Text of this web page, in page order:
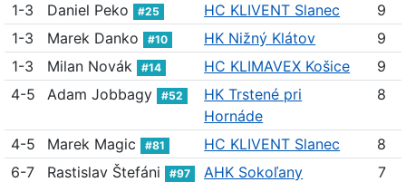
1-3 Daniel Peko #25 HC KLIVENT Slanec
9
1-3
Marek Danko #10 HK Nižný Klátov
9
1-3
Milan Novák #14 HC KLIMAVEX Košice
9
4-5
Adam Jobbagy #52
HK Trstené pri
Hornáde
8
4-5 Marek Magic #81 HC KLIVENT Slanec
8
6-7
Rastislav Štefáni #97 AHK Sokoľany
7